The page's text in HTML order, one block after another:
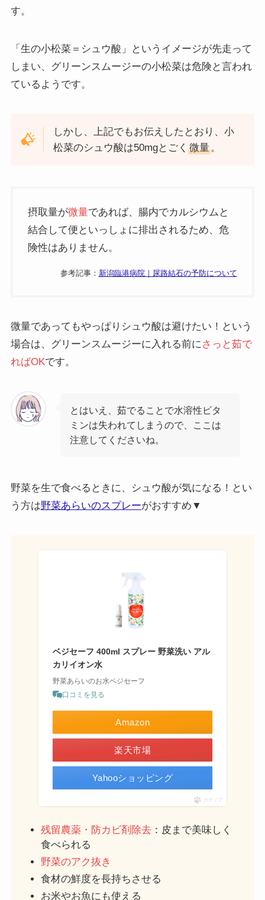
す。
「生の小松菜＝シュウ酸」というイメージが先走って
しまい、グリーンスムージーの小松菜は危険と言われ
ているようです。
しかし、上記でもお伝えしたとおり、小
松菜のシュウ酸は50mgとごく微量。
摂取量が微量であれば、腸内でカルシウムと
結合して便といっしょに排出されるため、危
険性はありません。
参考記事： 新潟臨港病院｜尿路結石の予防について
微量であってもやっぱりシュウ酸は避けたい！という
場合は、グリーンスムージーに入れる前に さっと茹で
ればOKです。
とはいえ、茹でることで水溶性ビタ
ミンは失われてしまうので、ここは
注意してくださいね。
野菜を生で食べるときに、シュウ酸が気になる！とい
う方は野菜あらいのスプレーがおすすめ▼
ベジセーフ 400ml スプレー 野菜洗い アル
カリイオン水
野菜あらいのお水ベジセーフ
口コミを見る
Amazon
楽天市場
Yahooショッピング
ポチップ
残留農薬・防カビ剤除去：皮まで美味しく
食べられる
野菜のアク抜き
食材の鮮度を長持ちさせる
お米やお魚にも使える